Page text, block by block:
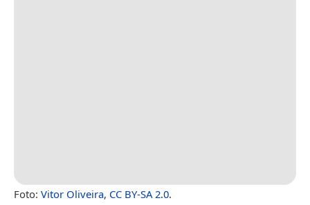
Foto: Vitor Oliveira, CC BY-SA 2.0.